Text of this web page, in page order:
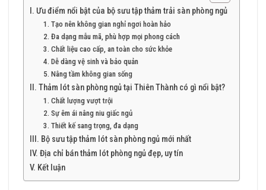
I. Ưu điểm nổi bật của bộ sưu tập thảm trải sàn phòng ngủ
1. Tạo nên không gian nghỉ ngơi hoàn hảo
2. Đa dạng mẫu mã, phù hợp mọi phong cách
3. Chất liệu cao cấp, an toàn cho sức khỏe
4. Dễ dàng vệ sinh và bảo quản
5. Nâng tầm không gian sống
II. Thảm lót sàn phòng ngủ tại Thiên Thành có gì nổi bật?
1. Chất lượng vượt trội
2. Sự êm ái nâng niu giấc ngủ
3. Thiết kế sang trọng, đa dạng
III. Bộ sưu tập thảm lót sàn phòng ngủ mới nhất
IV. Địa chỉ bán thảm lót phòng ngủ đẹp, uy tín
V. Kết luận